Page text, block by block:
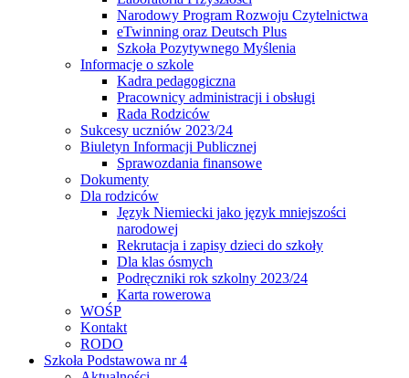
Narodowy Program Rozwoju Czytelnictwa
eTwinning oraz Deutsch Plus
Szkoła Pozytywnego Myślenia
Informacje o szkole
Kadra pedagogiczna
Pracownicy administracji i obsługi
Rada Rodziców
Sukcesy uczniów 2023/24
Biuletyn Informacji Publicznej
Sprawozdania finansowe
Dokumenty
Dla rodziców
Język Niemiecki jako język mniejszości
narodowej
Rekrutacja i zapisy dzieci do szkoły
Dla klas ósmych
Podręczniki rok szkolny 2023/24
Karta rowerowa
WOŚP
Kontakt
RODO
Szkoła Podstawowa nr 4